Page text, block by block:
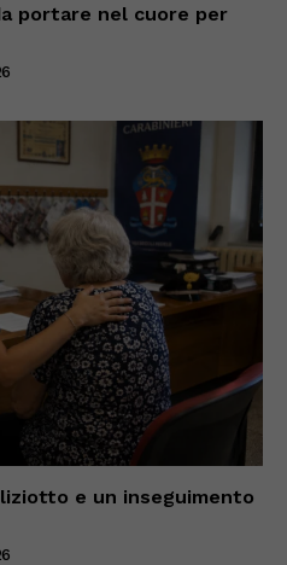
portare nel cuore per
e un inseguimento